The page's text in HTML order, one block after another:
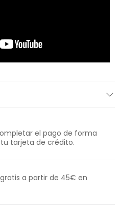
el pago de forma
tarjeta de crédito.
a partir de 45€ en